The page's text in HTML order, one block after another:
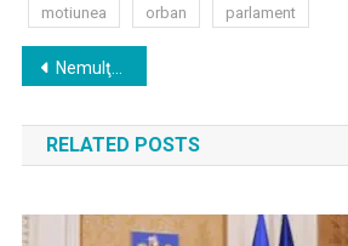
motiunea
orban parlament
Navigare
în
articole
Nemulţumire în comunitatea din Ditrău, după angajarea a doi muncitori sri-lankezi la o fabrică de pâine
RELATED POSTS